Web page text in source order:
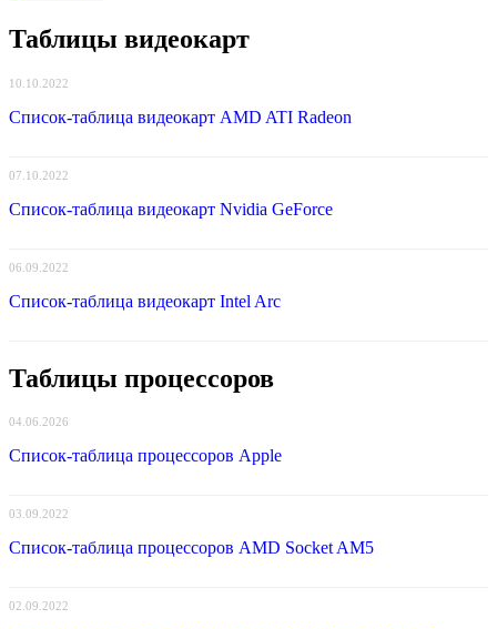
Таблицы видеокарт
10.10.2022
Список-таблица видеокарт AMD ATI Radeon
07.10.2022
Список-таблица видеокарт Nvidia GeForce
06.09.2022
Список-таблица видеокарт Intel Arc
Таблицы процессоров
04.06.2026
Список-таблица процессоров Apple
03.09.2022
Список-таблица процессоров AMD Socket AM5
02.09.2022